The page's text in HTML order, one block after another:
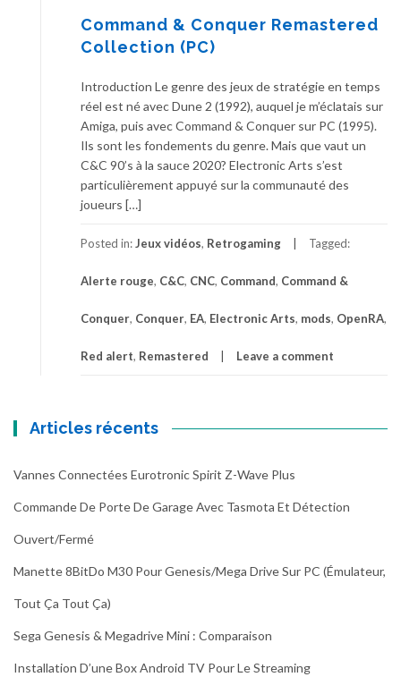
Command & Conquer Remastered
Collection (PC)
Introduction Le genre des jeux de stratégie en temps
réel est né avec Dune 2 (1992), auquel je m’éclatais sur
Amiga, puis avec Command & Conquer sur PC (1995).
Ils sont les fondements du genre. Mais que vaut un
C&C 90’s à la sauce 2020? Electronic Arts s’est
particulièrement appuyé sur la communauté des
joueurs […]
Posted in:Jeux vidéos, Retrogaming Tagged:
Alerte rouge, C&C, CNC, Command, Command &
Conquer, Conquer, EA, Electronic Arts, mods, OpenRA,
Red alert, Remastered Leave a comment
Articles récents
Vannes Connectées Eurotronic Spirit Z-Wave Plus
Commande De Porte De Garage Avec Tasmota Et Détection
Ouvert/fermé
Manette 8BitDo M30 Pour Genesis/Mega Drive Sur PC (émulateur,
Tout Ça Tout Ça)
Sega Genesis & Megadrive Mini : Comparaison
Installation D’une Box Android TV Pour Le Streaming